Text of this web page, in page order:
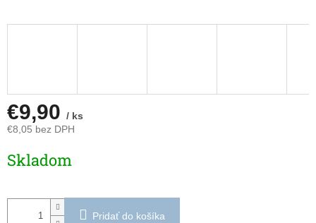
€9,90 / ks
€8,05 bez DPH
cena:
Skladom
Pridať do košíka